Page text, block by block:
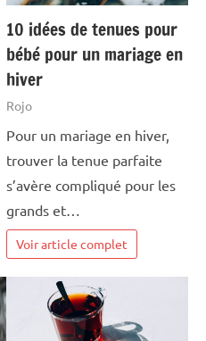
10 idées de tenues pour
bébé pour un mariage en
hiver
Rojo
Pour un mariage en hiver,
trouver la tenue parfaite
s’avère compliqué pour les
grands et…
Voir article complet